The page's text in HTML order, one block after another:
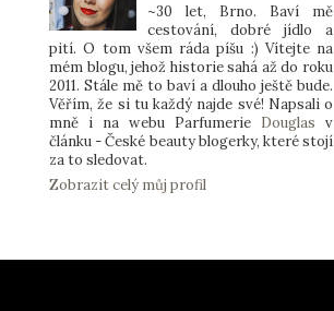
~30 let, Brno. Baví mě
cestování, dobré jídlo a
pití. O tom všem ráda píšu :) Vítejte na
mém blogu, jehož historie sahá až do roku
2011. Stále mě to baví a dlouho ještě bude.
Věřím, že si tu každý najde své! Napsali o
mně i na webu Parfumerie Douglas v
článku - České beauty blogerky, které stojí
za to sledovat.
Zobrazit celý můj profil